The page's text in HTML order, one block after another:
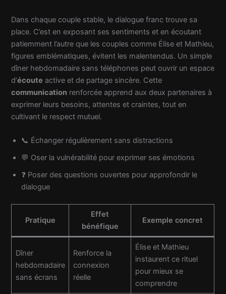
Dans chaque couple stable, le dialogue franc trouve sa
place. C’est en exposant ses sentiments et en écoutant
patiemment l’autre que les couples comme Élise et Mathieu,
figures emblématiques, évitent les malentendus. Un simple
dîner hebdomadaire sans téléphones peut ouvrir un espace
d’écoute active et de partage sincère. Cette
communication renforcée apprend aux deux partenaires à
exprimer leurs besoins, attentes et craintes, tout en
cultivant le respect mutuel.
📞 Échanger régulièrement sans distractions
💬 Oser la vulnérabilité pour exprimer ses émotions
❓ Poser des questions ouvertes pour approfondir le
dialogue
Pratique
Effet
bénéfique
Exemple concret
Dîner
hebdomadaire
sans écrans
Renforce la
connexion
réelle
Élise et Mathieu
instaurent ce rituel
pour mieux se
comprendre